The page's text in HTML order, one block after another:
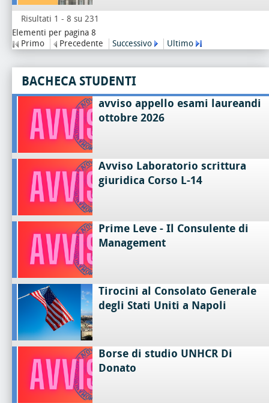
Risultati 1 - 8 su 231
Elementi per pagina 8
Primo
Precedente Successivo Ultimo
BACHECA STUDENTI
avviso appello esami laureandi
ottobre 2026
Avviso Laboratorio scrittura
giuridica Corso L-14
Prime Leve - Il Consulente di
Management
Tirocini al Consolato Generale
degli Stati Uniti a Napoli
Borse di studio UNHCR Di
Donato